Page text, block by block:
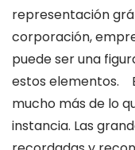
representación
corporación,
puede ser una
estos elementos.
mucho más de lo
instancia. Las